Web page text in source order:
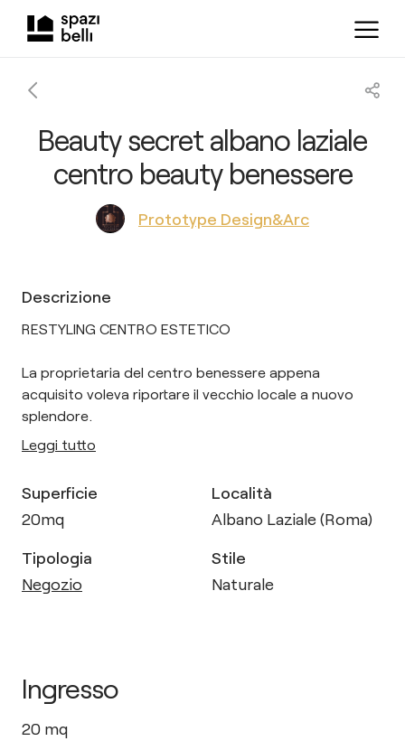
Beauty secret albano laziale
centro beauty benessere
Prototype Design&Arc
Descrizione
RESTYLING CENTRO ESTETICO
La proprietaria del centro benessere appena
acquisito voleva riportare il vecchio locale a nuovo
splendore.
Leggi tutto
Superficie
20mq
Località
Albano Laziale (Roma)
Tipologia
Negozio
Stile
Naturale
Ingresso
20 mq